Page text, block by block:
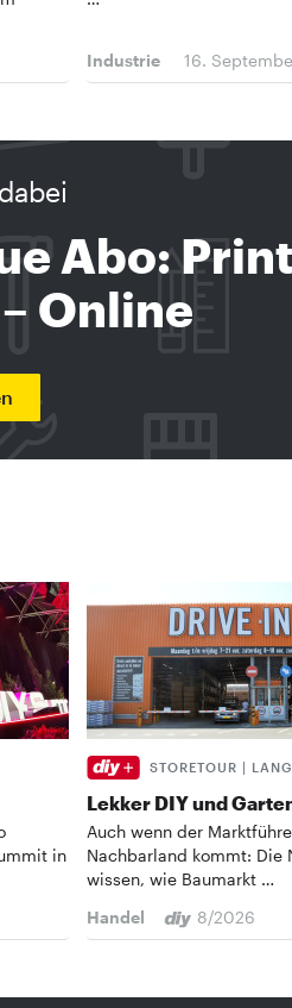
Industrie 16.
Abo:
Online
in
STORETOUR |
Lekker DIY und
Auch wenn der
Nachbarland kommt: Die
wissen, wie Baumarkt …
Handel
8/2026